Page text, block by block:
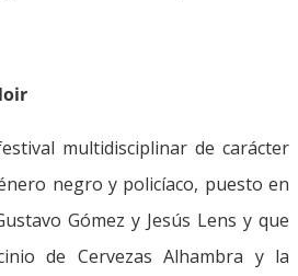
multidisciplinar de carácter
negro y policíaco, puesto en
Gómez y Jesús Lens y que
de Cervezas Alhambra y la